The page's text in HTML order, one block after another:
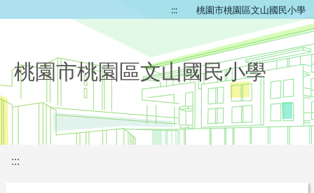
::: 桃園市桃園區文山國民小學
桃園市桃園區文山國民小學
:::